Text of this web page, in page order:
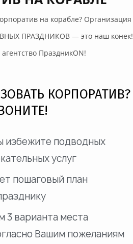
на корабле? Организация
ПРАЗДНИКОВ — это наш конек!
ПраздникON!
КОРПОРАТИВ?
избежите подводных
услуг
пошаговый план
3 варианта места
Вашим пожеланиям